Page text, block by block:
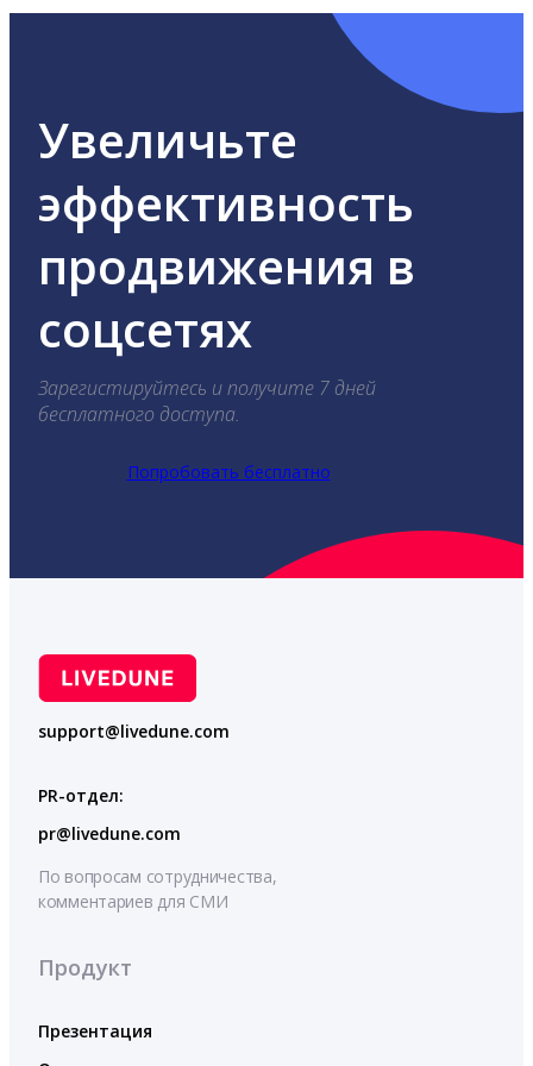
Увеличьте
эффективность
продвижения в
соцсетях
Зарегистируйтесь и получите 7 дней
бесплатного доступа.
Попробовать бесплатно
support@livedune.com
PR-отдел:
pr@livedune.com
По вопросам сотрудничества,
комментариев для СМИ
Продукт
Презентация